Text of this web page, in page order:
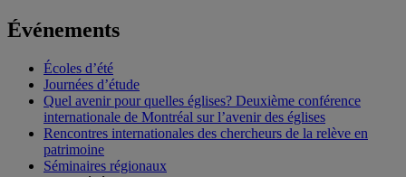
Événements
Écoles d’été
Journées d’étude
Quel avenir pour quelles églises? Deuxième conférence
internationale de Montréal sur l’avenir des églises
Rencontres internationales des chercheurs de la relève en
patrimoine
Séminaires régionaux